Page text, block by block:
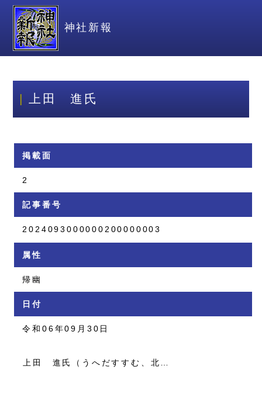
神社新報
上田 進氏
掲載面
2
記事番号
2024093000000200000003
属性
帰幽
日付
令和06年09月30日
上田 進氏（うへだすすむ、北…